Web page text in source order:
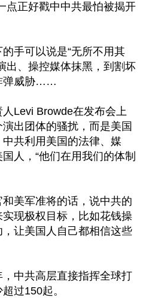
点正好戳中中共最怕被揭开
手可以说是“无所不用其
出、操控媒体抹黑，到割坏
弹威胁……
Levi Browde在发布会上
出团体的骚扰，而是美国
共利用美国的法律、媒
人，“他们在用我们的体制
美军准将的话，说中共的
现极权目标，比如花钱操
让美国人自己都相信这些
中共高层直接指挥全球打
过150起。